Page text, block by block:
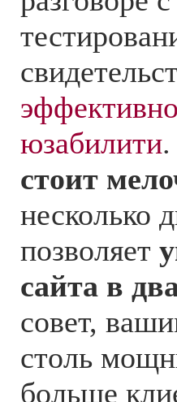
юзабилити
стоит
несколько
позволяет
сайта в
совет,
столь
больше